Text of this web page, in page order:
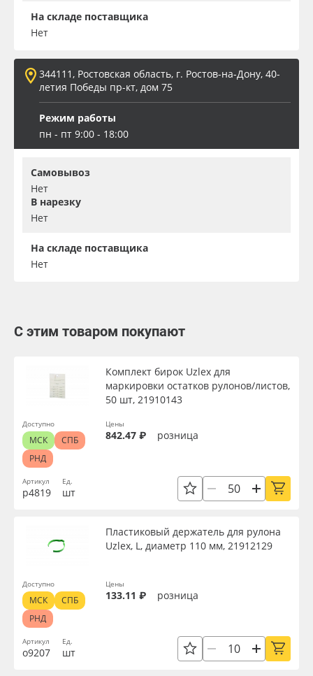
На складе поставщика
Нет
344111, Ростовская область, г. Ростов-на-Дону, 40-
летия Победы пр-кт, дом 75
Режим работы
пн - пт 9:00 - 18:00
Самовывоз
Нет
В нарезку
Нет
На складе поставщика
Нет
С этим товаром покупают
Артикул
р4819
Комплект бирок Uzlex для
маркировки остатков рулонов/листов,
50 шт, 21910143
Ед.
шт
Цены
842.47 ₽ розница
Доступно
МСК
СПБ
РНД
Артикул
о9207
Пластиковый держатель для рулона
Uzlex, L, диаметр 110 мм, 21912129
Ед.
шт
Цены
133.11 ₽ розница
Доступно
МСК
СПБ
РНД